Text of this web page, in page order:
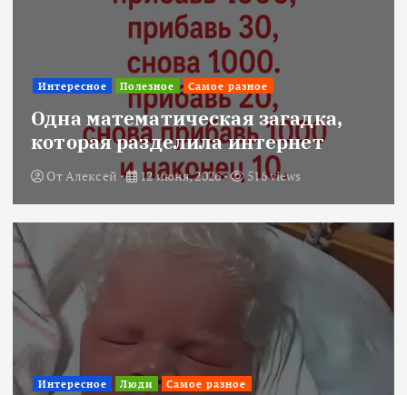
Интересное Полезное Самое разное
Одна математическая загадка,
которая разделила интернет
От Алексей 12 июня, 2026 516 views
Интересное Люди Самое разное